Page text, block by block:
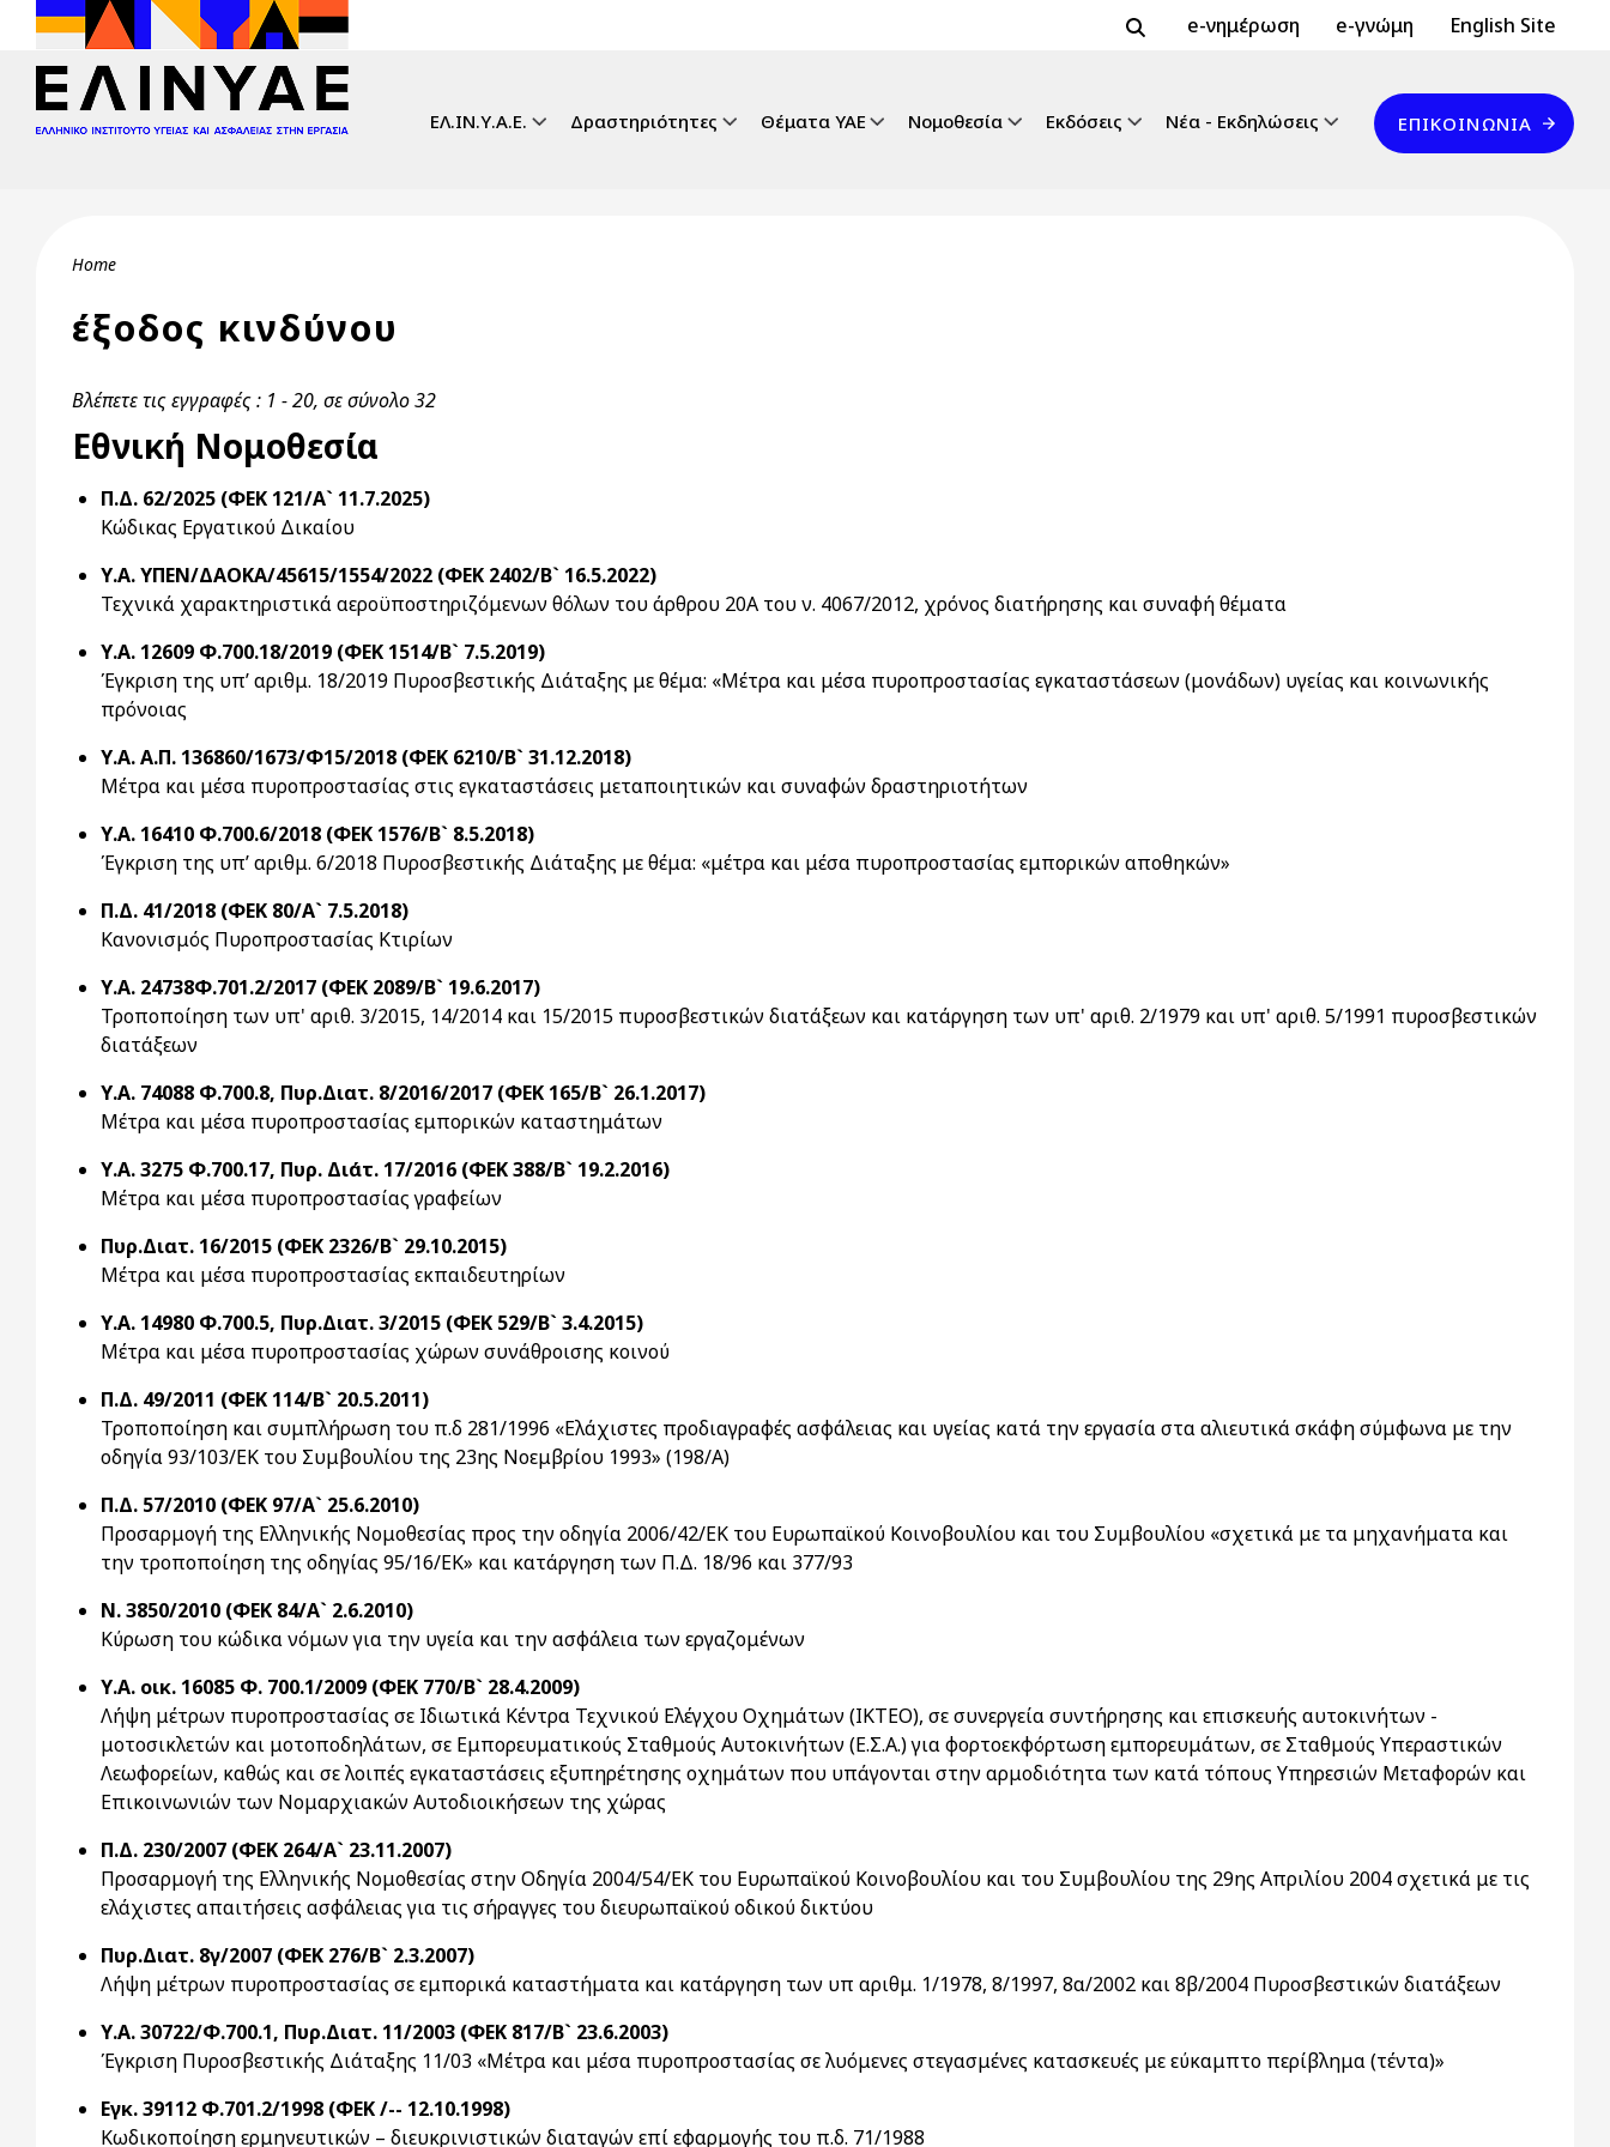
Skip to main content Header Top 2
e-νημέρωση e-γνώμη Header Top
English Site
ΕΛ.ΙΝ.Υ.Α.Ε. Δραστηριότητες Θέματα ΥΑΕ Νομοθεσία Εκδόσεις Νέα - Εκδηλώσεις
Επικοινωνία
ΕΠΙΚΟΙΝΩΝΊΑ
Breadcrumb
Home
έξοδος κινδύνου
Βλέπετε τις εγγραφές : 1 - 20, σε σύνολο 32
Εθνική Νομοθεσία
Π.Δ. 62/2025 (ΦΕΚ 121/Α` 11.7.2025)
Κώδικας Εργατικού Δικαίου
Υ.Α. ΥΠΕΝ/ΔΑΟΚΑ/45615/1554/2022 (ΦΕΚ 2402/Β` 16.5.2022)
Τεχνικά χαρακτηριστικά αεροϋποστηριζόμενων θόλων του άρθρου 20Α του ν. 4067/2012, χρόνος διατήρησης και συναφή θέματα
Υ.Α. 12609 Φ.700.18/2019 (ΦΕΚ 1514/Β` 7.5.2019)
Έγκριση της υπ’ αριθμ. 18/2019 Πυροσβεστικής Διάταξης με θέμα: «Μέτρα και μέσα πυροπροστασίας εγκαταστάσεων (μονάδων) υγείας και κοινωνικής
πρόνοιας
Υ.Α. Α.Π. 136860/1673/Φ15/2018 (ΦΕΚ 6210/Β` 31.12.2018)
Μέτρα και μέσα πυροπροστασίας στις εγκαταστάσεις μεταποιητικών και συναφών δραστηριοτήτων
Υ.Α. 16410 Φ.700.6/2018 (ΦΕΚ 1576/Β` 8.5.2018)
Έγκριση της υπ’ αριθμ. 6/2018 Πυροσβεστικής Διάταξης με θέμα: «μέτρα και μέσα πυροπροστασίας εμπορικών αποθηκών»
Π.Δ. 41/2018 (ΦΕΚ 80/Α` 7.5.2018)
Κανονισμός Πυροπροστασίας Κτιρίων
Υ.Α. 24738Φ.701.2/2017 (ΦΕΚ 2089/Β` 19.6.2017)
Τροποποίηση των υπ' αριθ. 3/2015, 14/2014 και 15/2015 πυροσβεστικών διατάξεων και κατάργηση των υπ' αριθ. 2/1979 και υπ' αριθ. 5/1991 πυροσβεστικών
διατάξεων
Υ.Α. 74088 Φ.700.8, Πυρ.Διατ. 8/2016/2017 (ΦΕΚ 165/Β` 26.1.2017)
Μέτρα και μέσα πυροπροστασίας εμπορικών καταστημάτων
Υ.Α. 3275 Φ.700.17, Πυρ. Διάτ. 17/2016 (ΦΕΚ 388/Β` 19.2.2016)
Μέτρα και μέσα πυροπροστασίας γραφείων
Πυρ.Διατ. 16/2015 (ΦΕΚ 2326/Β` 29.10.2015)
Μέτρα και μέσα πυροπροστασίας εκπαιδευτηρίων
Υ.Α. 14980 Φ.700.5, Πυρ.Διατ. 3/2015 (ΦΕΚ 529/Β` 3.4.2015)
Μέτρα και μέσα πυροπροστασίας χώρων συνάθροισης κοινού
Π.Δ. 49/2011 (ΦΕΚ 114/Β` 20.5.2011)
Τροποποίηση και συμπλήρωση του π.δ 281/1996 «Ελάχιστες προδιαγραφές ασφάλειας και υγείας κατά την εργασία στα αλιευτικά σκάφη σύμφωνα με την
οδηγία 93/103/ΕΚ του Συμβουλίου της 23ης Νοεμβρίου 1993» (198/Α)
Π.Δ. 57/2010 (ΦΕΚ 97/Α` 25.6.2010)
Προσαρμογή της Ελληνικής Νομοθεσίας προς την οδηγία 2006/42/ΕΚ του Ευρωπαϊκού Κοινοβουλίου και του Συμβουλίου «σχετικά με τα μηχανήματα και
την τροποποίηση της οδηγίας 95/16/ΕΚ» και κατάργηση των Π.Δ. 18/96 και 377/93
Ν. 3850/2010 (ΦΕΚ 84/Α` 2.6.2010)
Κύρωση του κώδικα νόμων για την υγεία και την ασφάλεια των εργαζομένων
Υ.Α. οικ. 16085 Φ. 700.1/2009 (ΦΕΚ 770/Β` 28.4.2009)
Λήψη μέτρων πυροπροστασίας σε Ιδιωτικά Κέντρα Τεχνικού Ελέγχου Οχημάτων (ΙΚΤΕΟ), σε συνεργεία συντήρησης και επισκευής αυτοκινήτων -
μοτοσικλετών και μοτοποδηλάτων, σε Εμπορευματικούς Σταθμούς Αυτοκινήτων (Ε.Σ.Α.) για φορτοεκφόρτωση εμπορευμάτων, σε Σταθμούς Υπεραστικών
Λεωφορείων, καθώς και σε λοιπές εγκαταστάσεις εξυπηρέτησης οχημάτων που υπάγονται στην αρμοδιότητα των κατά τόπους Υπηρεσιών Μεταφορών και
Επικοινωνιών των Νομαρχιακών Αυτοδιοικήσεων της χώρας
Π.Δ. 230/2007 (ΦΕΚ 264/Α` 23.11.2007)
Προσαρμογή της Ελληνικής Νομοθεσίας στην Οδηγία 2004/54/ΕΚ του Ευρωπαϊκού Κοινοβουλίου και του Συμβουλίου της 29ης Απριλίου 2004 σχετικά με τις
ελάχιστες απαιτήσεις ασφάλειας για τις σήραγγες του διευρωπαϊκού οδικού δικτύου
Πυρ.Διατ. 8γ/2007 (ΦΕΚ 276/Β` 2.3.2007)
Λήψη μέτρων πυροπροστασίας σε εμπορικά καταστήματα και κατάργηση των υπ αριθμ. 1/1978, 8/1997, 8α/2002 και 8β/2004 Πυροσβεστικών διατάξεων
Υ.Α. 30722/Φ.700.1, Πυρ.Διατ. 11/2003 (ΦΕΚ 817/Β` 23.6.2003)
Έγκριση Πυροσβεστικής Διάταξης 11/03 «Μέτρα και μέσα πυροπροστασίας σε λυόμενες στεγασμένες κατασκευές με εύκαμπτο περίβλημα (τέντα)»
Εγκ. 39112 Φ.701.2/1998 (ΦΕΚ /-- 12.10.1998)
Κωδικοποίηση ερμηνευτικών – διευκρινιστικών διαταγών επί εφαρμογής του π.δ. 71/1988